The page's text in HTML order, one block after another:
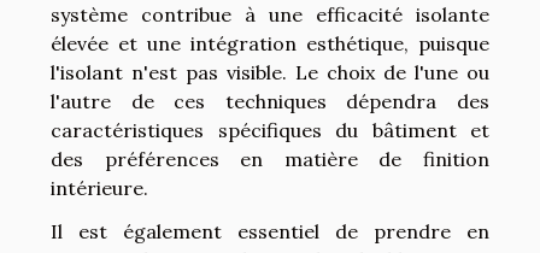
système contribue à une efficacité isolante
élevée et une intégration esthétique, puisque
l'isolant n'est pas visible. Le choix de l'une ou
l'autre de ces techniques dépendra des
caractéristiques spécifiques du bâtiment et
des préférences en matière de finition
intérieure.
Il est également essentiel de prendre en